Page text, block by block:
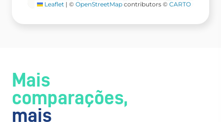
Leaflet | © OpenStreetMap contributors © CARTO
Mais
comparações,
mais